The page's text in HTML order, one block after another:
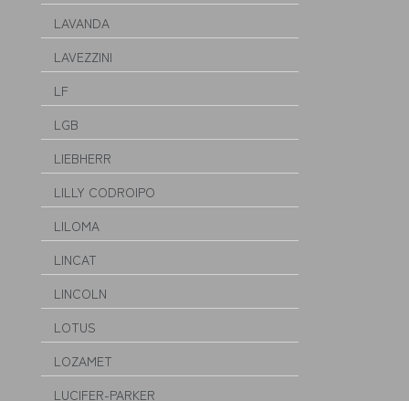
LAVANDA
LAVEZZINI
LF
LGB
LIEBHERR
LILLY CODROIPO
LILOMA
LINCAT
LINCOLN
LOTUS
LOZAMET
LUCIFER-PARKER